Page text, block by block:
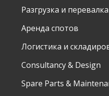
Разгрузка и
Аренда спотов
Логистика и
Consultancy & Design
Spare Parts &